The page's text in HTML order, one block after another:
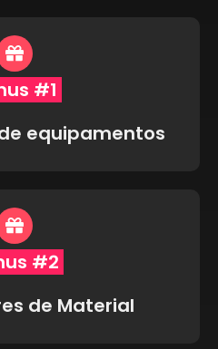
#1
equipamentos
#2
de Material